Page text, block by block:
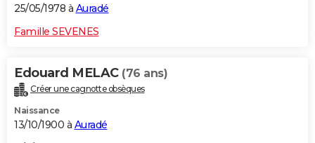
25/05/1978 à Auradé
Famille SEVENES
Edouard MELAC (76 ans)
Créer une cagnotte obsèques
Naissance
13/10/1900 à Auradé